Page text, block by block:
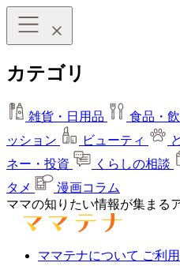
カテゴリ
雑貨・日用品 食品・
ッション
ビューティ
ネー・投資
くらしの相談
タメ
漫画コラム
ママの知りたい情報が集まる
ママテナについて ご利